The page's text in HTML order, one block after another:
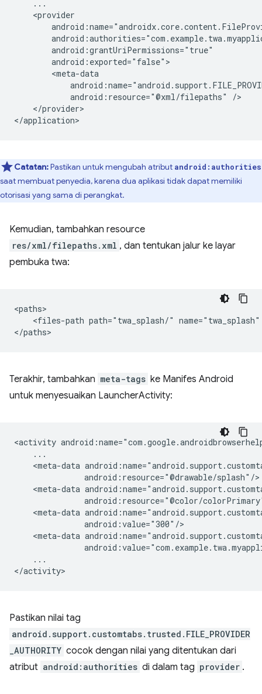
android:resource="@xml/filepaths"
</provider>
Catatan:Pastikan untuk mengubah atribut android:authorities
saat membuat penyedia, karena dua aplikasi tidak dapat memiliki
otorisasi yang sama di perangkat.
Kemudian, tambahkan resource
res/xml/filepaths.xml , dan tentukan jalur ke layar
pembuka twa:
<files-path path="twa_splash/" name="twa_splash"
Terakhir, tambahkan meta-tags ke Manifes Android
untuk menyesuaikan LauncherActivity:
<activity
<meta-data
<meta-data
<meta-data
<meta-data
...
Pastikan nilai tag
android.support.customtabs.trusted.FILE_PROVIDER
_AUTHORITY cocok dengan nilai yang ditentukan dari
atribut android:authorities di dalam tag provider .